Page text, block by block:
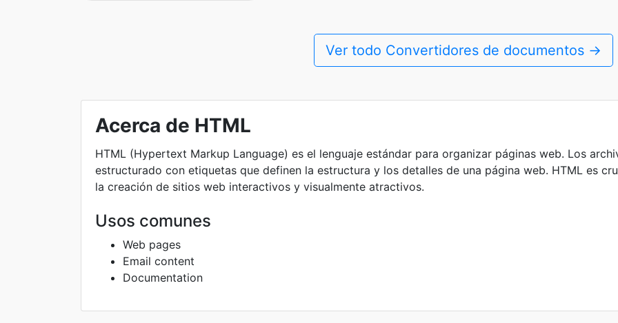
Ver todo Convertidores de documentos →
Acerca de HTML
HTML (Hypertext Markup Language) es el lenguaje estándar para organizar páginas web. Los
estructurado con etiquetas que definen la estructura y los detalles de una página web. HTML es
la creación de sitios web interactivos y visualmente atractivos.
Usos comunes
Web pages
Email content
Documentation